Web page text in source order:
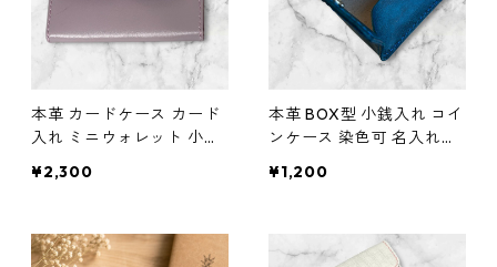
本革 カードケース カード
入れ ミニウォレット 小銭
革財布 ハンドメイド ギフ
¥2,300
本革 BOX型 小銭入れ コイ
ンケース 染色可 名入れ可
ムラ染め 青黒 l201 革小物
¥1,200